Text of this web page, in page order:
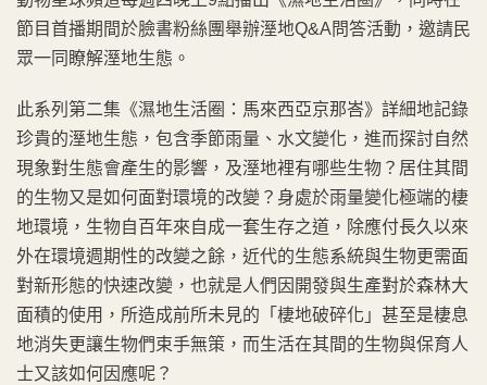
節目首播期間於臉書粉絲團舉辦溼地Q&A問答活動，邀請民
眾一同瞭解溼地生態。
此系列第二集《濕地生活圈：馬來西亞京那峇》詳細地記錄
珍貴的溼地生態，包含季節雨量、水文變化，進而探討自然
現象對生態會產生的影響，及溼地裡有哪些生物？居住其間
的生物又是如何面對環境的改變？身處於雨量變化極端的棲
地環境，生物自百年來自成一套生存之道，除應付長久以來
外在環境週期性的改變之餘，近代的生態系統與生物更需面
對新形態的快速改變，也就是人們因開發與生產對於森林大
面積的使用，所造成前所未見的「棲地破碎化」甚至是棲息
地消失更讓生物們束手無策，而生活在其間的生物與保育人
士又該如何因應呢？